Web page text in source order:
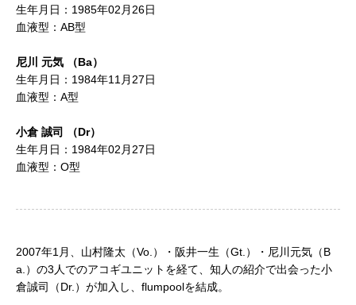
生年月日：1985年02月26日
血液型：AB型
尼川 元気 （Ba）
生年月日：1984年11月27日
血液型：A型
小倉 誠司 （Dr）
生年月日：1984年02月27日
血液型：O型
2007年1月、山村隆太（Vo.）・阪井一生（Gt.）・尼川元気（B
a.）の3人でのアコギユニットを経て、知人の紹介で出会った小
倉誠司（Dr.）が加入し、flumpoolを結成。